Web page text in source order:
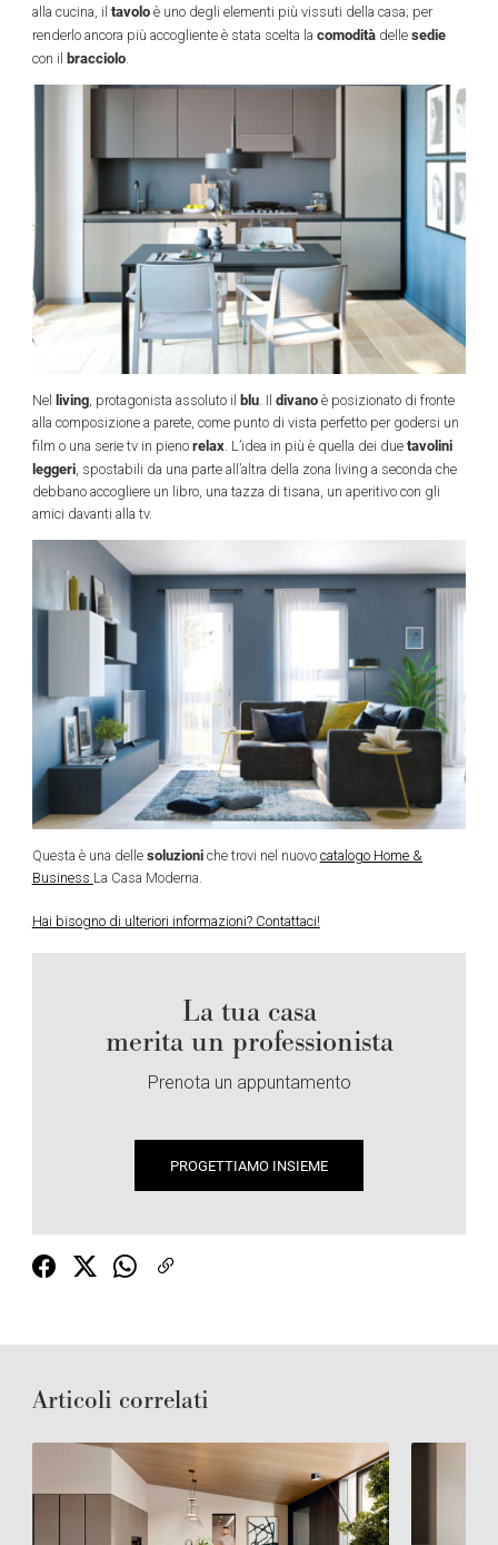
alla cucina, il tavoloè uno degli elementi più vissuti della casa; per
renderlo ancora più accogliente è stata scelta la comoditàdelle sedie
con il bracciolo.
Nel living, protagonista assoluto il blu. Il divanoè posizionato di fronte
alla composizione a parete, come punto di vista perfetto per godersi un
film o una serie tv in pieno relax. L’idea in più è quella dei due tavolini
leggeri, spostabili da una parte all’altra della zona living a seconda che
debbano accogliere un libro, una tazza di tisana, un aperitivo con gli
amici davanti alla tv.
Questa è una delle soluzioniche trovi nel nuovo catalogo Home &
Business La Casa Moderna.
Hai bisogno di ulteriori informazioni? Contattaci!
La tua casa
merita un professionista
Prenota un appuntamento
PROGETTIAMO INSIEME
Articoli correlati